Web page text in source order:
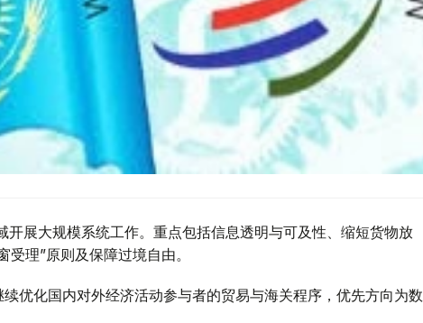
展大规模系统工作。重点包括信息透明与可及性、缩短货物放
理”原则及保障过境自由。
优化国内对外经济活动参与者的贸易与海关程序，优先方向为数